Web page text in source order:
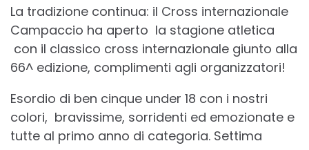
La tradizione continua: il Cross internazionale
Campaccio ha aperto la stagione atletica
con il classico cross internazionale giunto alla
66^ edizione, complimenti agli organizzatori!
Esordio di ben cinque under 18 con i nostri
colori, bravissime, sorridenti ed emozionate e
tutte al primo anno di categoria. Settima